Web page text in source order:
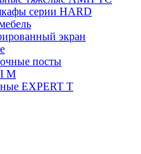
серии HARD
экран
посты
M
EXPERT T